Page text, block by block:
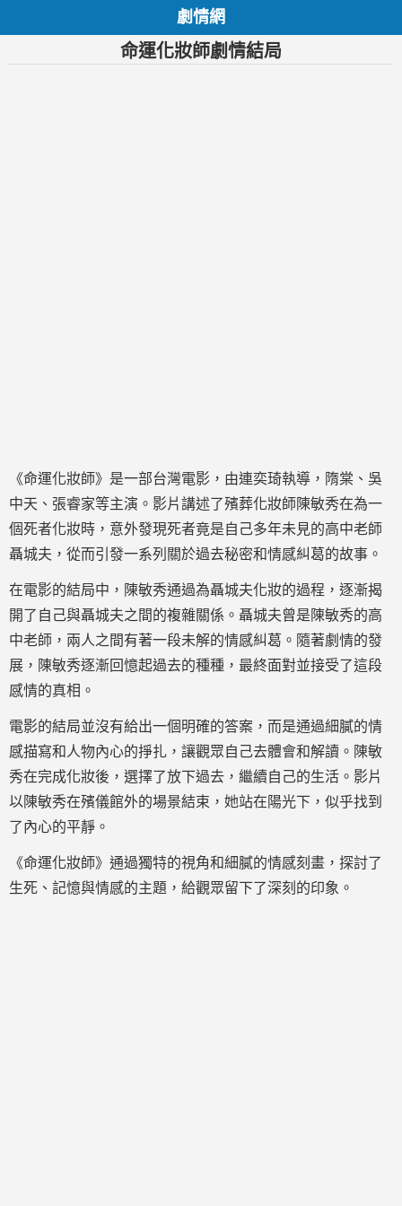
劇情網
命運化妝師劇情結局
《命運化妝師》是一部台灣電影，由連奕琦執導，隋棠、吳
中天、張睿家等主演。影片講述了殯葬化妝師陳敏秀在為一
個死者化妝時，意外發現死者竟是自己多年未見的高中老師
聶城夫，從而引發一系列關於過去秘密和情感糾葛的故事。
在電影的結局中，陳敏秀通過為聶城夫化妝的過程，逐漸揭
開了自己與聶城夫之間的複雜關係。聶城夫曾是陳敏秀的高
中老師，兩人之間有著一段未解的情感糾葛。隨著劇情的發
展，陳敏秀逐漸回憶起過去的種種，最終面對並接受了這段
感情的真相。
電影的結局並沒有給出一個明確的答案，而是通過細膩的情
感描寫和人物內心的掙扎，讓觀眾自己去體會和解讀。陳敏
秀在完成化妝後，選擇了放下過去，繼續自己的生活。影片
以陳敏秀在殯儀館外的場景結束，她站在陽光下，似乎找到
了內心的平靜。
《命運化妝師》通過獨特的視角和細膩的情感刻畫，探討了
生死、記憶與情感的主題，給觀眾留下了深刻的印象。